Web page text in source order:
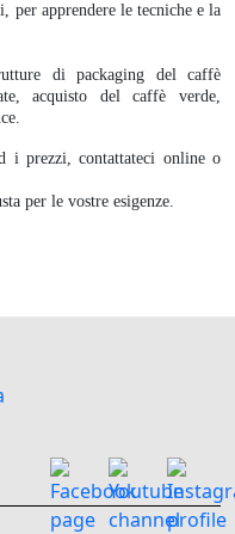
per apprendere le tecniche e la
di packaging del caffè
acquisto del caffè verde,
i prezzi, contattateci online o
per le vostre esigenze.